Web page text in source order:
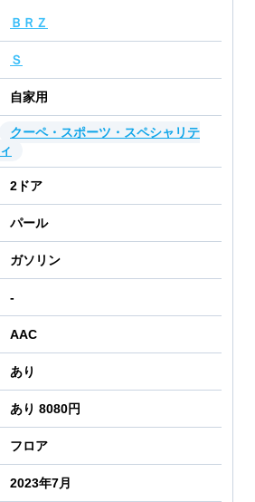
ＢＲＺ
Ｓ
自家用
クーペ・スポーツ・スペシャリテ
ィ
2 ドア
パール
ガソリン
-
AAC
あり
あり 8080円
フロア
2023年7月